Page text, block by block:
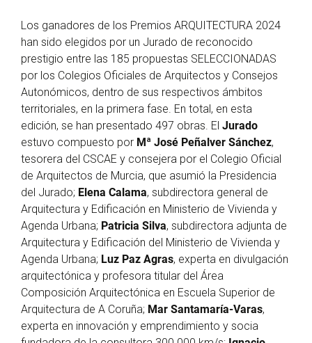
Los ganadores de los Premios ARQUITECTURA 2024
han sido elegidos por un Jurado de reconocido
prestigio entre las 185 propuestas SELECCIONADAS
por los Colegios Oficiales de Arquitectos y Consejos
Autonómicos, dentro de sus respectivos ámbitos
territoriales, en la primera fase. En total, en esta
edición, se han presentado 497 obras. El Jurado
estuvo compuesto por Mª José Peñalver Sánchez,
tesorera del CSCAE y consejera por el Colegio Oficial
de Arquitectos de Murcia, que asumió la Presidencia
del Jurado; Elena Calama, subdirectora general de
Arquitectura y Edificación en Ministerio de Vivienda y
Agenda Urbana; Patricia Silva, subdirectora adjunta de
Arquitectura y Edificación del Ministerio de Vivienda y
Agenda Urbana; Luz Paz Agras, experta en divulgación
arquitectónica y profesora titular del Área
Composición Arquitectónica en Escuela Superior de
Arquitectura de A Coruña; Mar Santamaría-Varas,
experta en innovación y emprendimiento y socia